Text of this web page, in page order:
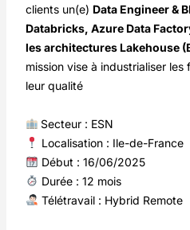
clients un(e) Data Engineer & BI
Databricks, Azure Data
les architectures Lakehouse
mission vise à industrialiser
leur qualité
Secteur : ESN
Localisation : Ile-de-France
Début : 16/06/2025
Durée : 12 mois
Télétravail : Hybrid Remote